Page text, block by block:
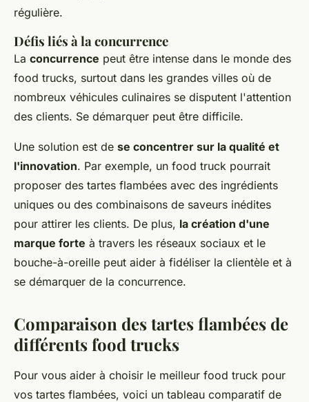
régulière.
Défis liés à la concurrence
La concurrence peut être intense dans le monde des
food trucks, surtout dans les grandes villes où de
nombreux véhicules culinaires se disputent l'attention
des clients. Se démarquer peut être difficile.
Une solution est de se concentrer sur la qualité et
l'innovation. Par exemple, un food truck pourrait
proposer des tartes flambées avec des ingrédients
uniques ou des combinaisons de saveurs inédites
pour attirer les clients. De plus, la création d'une
marque forte à travers les réseaux sociaux et le
bouche-à-oreille peut aider à fidéliser la clientèle et à
se démarquer de la concurrence.
Comparaison des tartes flambées de
différents food trucks
Pour vous aider à choisir le meilleur food truck pour
vos tartes flambées, voici un tableau comparatif de